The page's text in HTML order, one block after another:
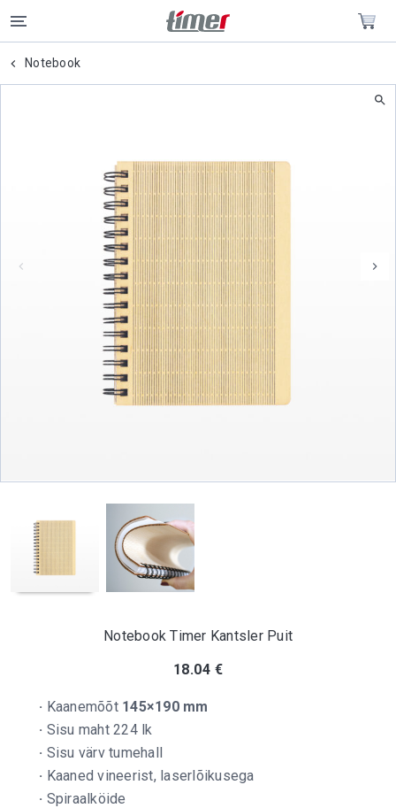
Notebook
Notebook Timer Kantsler Puit
18.04 €
· Kaanemõõt 145×190 mm
· Sisu maht 224 lk
· Sisu värv tumehall
· Kaaned vineerist, laserlõikusega
· Spiraalköide